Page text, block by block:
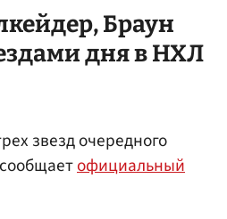
Браун
дня в НХЛ
звезд очередного
официальный